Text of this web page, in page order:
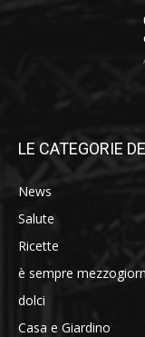
LE CATEGORIE
News
Salute
Ricette
è sempre
dolci
Casa e Giardino